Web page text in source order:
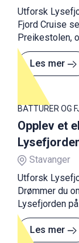
Utforsk
Fjord Cruise
Preikestolen,
landskap.
Les mer
BÅTTURER OG
Opplev et
Stavanger
Utforsk
Drømmer du
Lysefjorden
Les mer